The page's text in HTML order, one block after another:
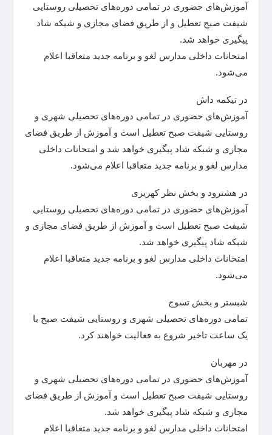
آموزش‌های حضوری در تمامی دوره‌های تحصیلی روستایی
شیفت صبح تعطیل و از طریق فضای مجازی و شبکه شاد
پیگیری خواهد شد.
امتحانات داخلی مدارس لغو و برنامه جدید متعاقبا اعلام
می‌شود.
در تیکمه داش
آموزش‌های حضوری در تمامی دوره‌های تحصیلی شهری و
روستایی شیفت صبح تعطیل است و آموزش از طریق فضای
مجازی و شبکه شاد پیگیری خواهد شد و امتحانات داخلی
مدارس لغو و برنامه جدید متعاقبا اعلام می‌شود.
در هشترود و بخش نظر کهریزی
آموزش‌های حضوری در تمامی دوره‌های تحصیلی روستایی
شیفت صبح تعطیل است و آموزش از طریق فضای مجازی و
شبکه شاد پیگیری خواهد شد.
امتحانات داخلی مدارس لغو و برنامه جدید متعاقبا اعلام
می‌شود.
شبستر و بخش تسوج
تمامی دوره‌های تحصیلی شهری و روستایی شیفت صبح با
یک ساعت تاخیر شروع به فعالیت خواهند کرد.
در مهربان
آموزش‌های حضوری در تمامی دوره‌های تحصیلی شهری و
روستایی شیفت صبح تعطیل است و آموزش از طریق فضای
مجازی و شبکه شاد پیگیری خواهد شد.
امتحانات داخلی مدارس لغو و برنامه جدید متعاقبا اعلام